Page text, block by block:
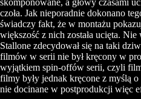
skomponowane, a głowy czasami
czoła. Jak nieporadnie dokonano
świadczy fakt, że w montażu
większość z nich została ucięta.
Stallone zdecydował się na taki
filmów w serii nie był kręcony w
wyjątkiem spin-offów serii, czyli
filmy były jednak kręcone z myślą
nie docinane w postprodukcji więc